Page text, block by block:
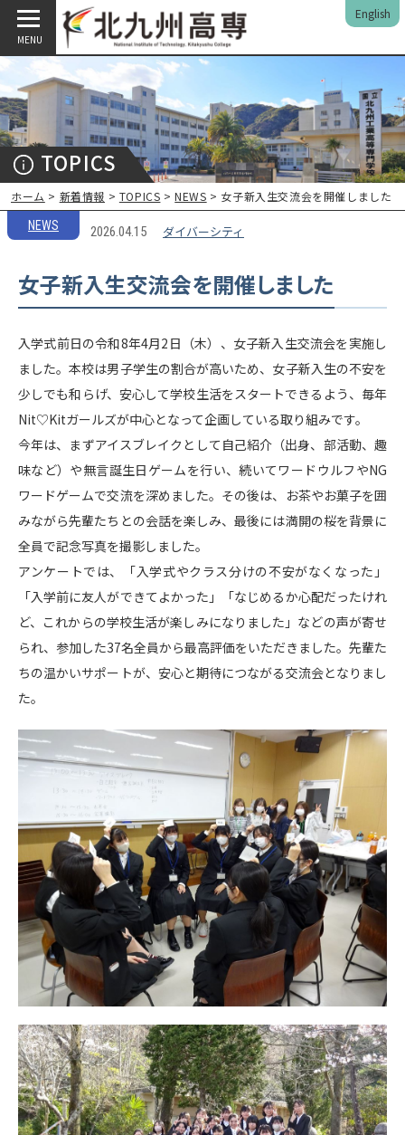
MENU
English
TOPICS
ホーム > 新着情報 > TOPICS >NEWS > 女子新入生交流会を開催しました
NEWS 2026.04.15 ダイバーシティ
女子新入生交流会を開催しました
入学式前日の令和8年4月2日（木）、女子新入生交流会を実施し
ました。本校は男子学生の割合が高いため、女子新入生の不安を
少しでも和らげ、安心して学校生活をスタートできるよう、毎年
Nit♡Kitガールズが中心となって企画している取り組みです。
今年は、まずアイスブレイクとして自己紹介（出身、部活動、趣
味など）や無言誕生日ゲームを行い、続いてワードウルフやNG
ワードゲームで交流を深めました。その後は、お茶やお菓子を囲
みながら先輩たちとの会話を楽しみ、最後には満開の桜を背景に
全員で記念写真を撮影しました。
アンケートでは、「入学式やクラス分けの不安がなくなった」
「入学前に友人ができてよかった」「なじめるか心配だったけれ
ど、これからの学校生活が楽しみになりました」などの声が寄せ
られ、参加した37名全員から最高評価をいただきました。先輩た
ちの温かいサポートが、安心と期待につながる交流会となりまし
た。